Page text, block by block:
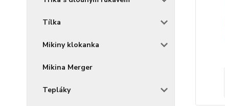
Tílka
Mikiny klokanka
Mikina Merger
Tepláky